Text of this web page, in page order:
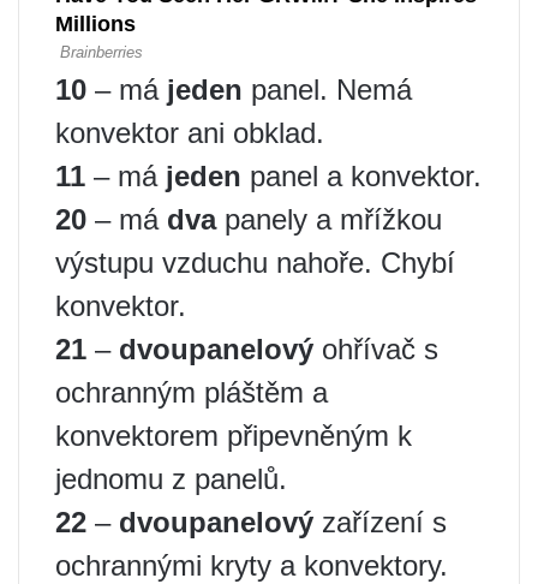
10 – má jeden panel. Nemá
konvektor ani obklad.
11 – má jeden panel a konvektor.
20 – má dvapanely a mřížkou
výstupu vzduchu nahoře. Chybí
konvektor.
21 – dvoupanelový ohřívač s
ochranným pláštěm a
konvektorem připevněným k
jednomu z panelů.
22 – dvoupanelový zařízení s
ochrannými kryty a konvektory.